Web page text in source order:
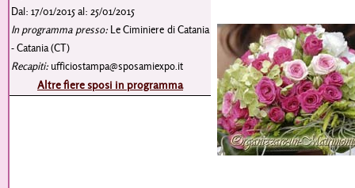
Dal: 17/01/2015 al: 25/01/2015
In programma presso:Le Ciminiere di Catania
- Catania (CT)
Recapiti: ufficiostampa@sposamiexpo.it
Altre fiere sposi in programma